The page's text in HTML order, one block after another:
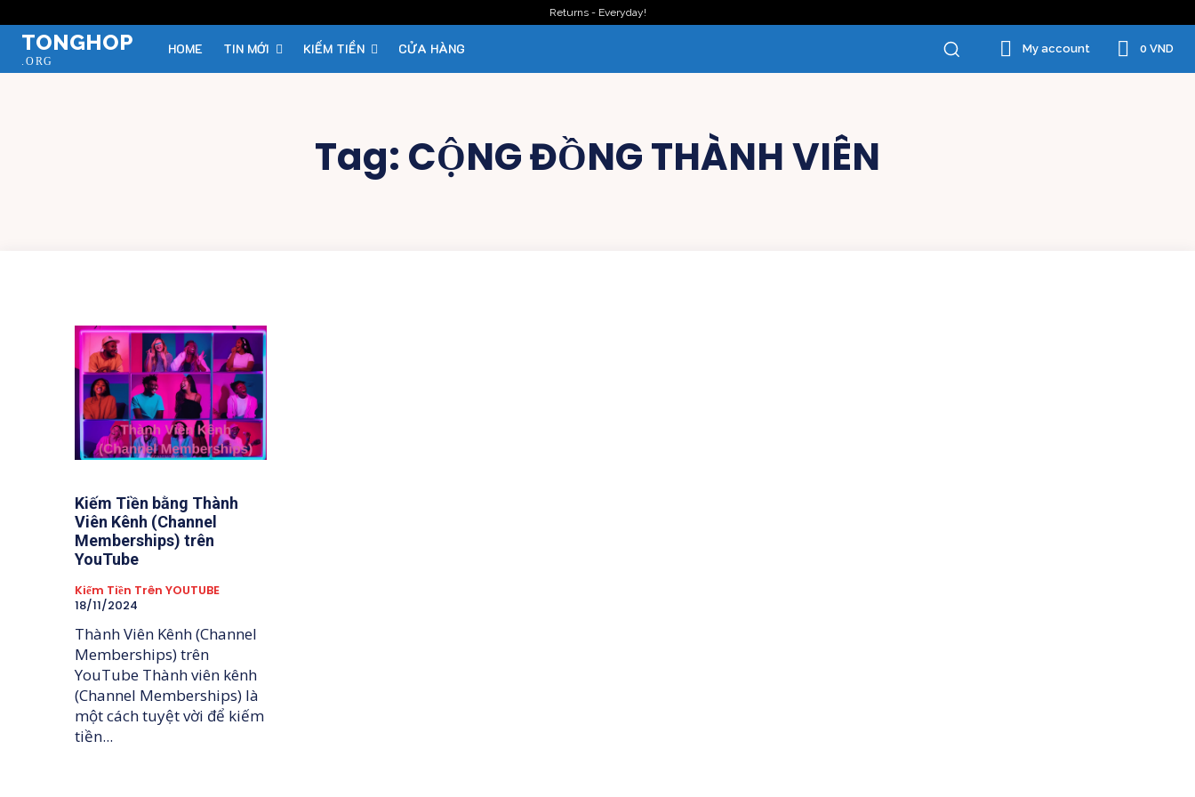
Returns - Everyday!
TONGHOP
.ORG
HOME TIN MỚI KIẾM TIỀN CỬA HÀNG My account 0 VND
Tag: CỘNG ĐỒNG THÀNH VIÊN
Kiếm Tiền bằng Thành
Viên Kênh (Channel
Memberships) trên
YouTube
Kiếm Tiền Trên YOUTUBE
18/11/2024
Thành Viên Kênh (Channel
Memberships) trên
YouTube Thành viên kênh
(Channel Memberships) là
một cách tuyệt vời để kiếm
tiền...